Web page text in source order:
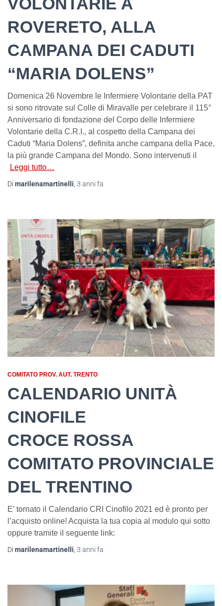
ROVERETO, ALLA
CAMPANA DEI CADUTI
“MARIA DOLENS”
Domenica 26 Novembre le Infermiere Volontarie della PAT
si sono ritrovate sul Colle di Miravalle per celebrare il 115°
Anniversario di fondazione del Corpo delle Infermiere
Volontarie della C.R.I., al cospetto della Campana dei
Caduti “Maria Dolens”, definita anche campana della Pace,
la più grande Campana del Mondo. Sono intervenuti il
Leggi tutto…
Di marilenamartinelli 3 anni fa
COMITATO PROV. AUT. TRENTO
CALENDARIO UNITÀ
CINOFILE
CROCE ROSSA
COMITATO PROVINCIALE
DEL TRENTINO
E’ tornato il Calendario CRI Cinofilo 2021 ed è pronto per
l’acquisto online! Acquista la tua copia al modulo qui sotto
oppure tramite il seguente link:
Di marilenamartinelli, 3 anni fa